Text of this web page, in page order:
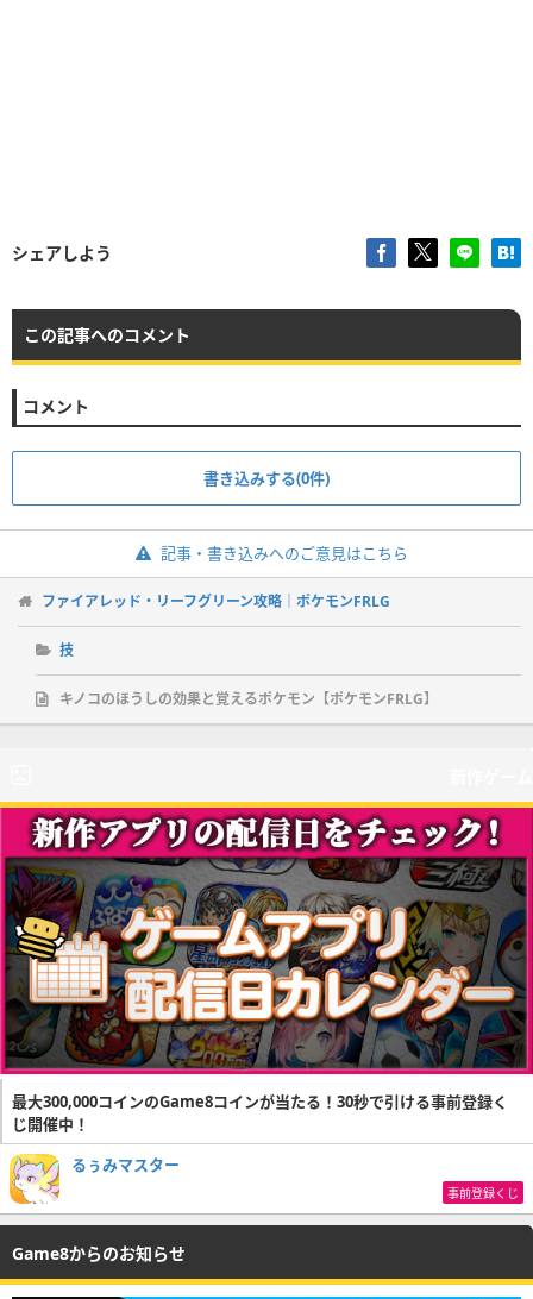
シェアしよう
この記事へのコメント
コメント
書き込みする(0件)
記事・書き込みへのご意見はこちら
ファイアレッド・リーフグリーン攻略｜ポケモンFRLG
技
キノコのほうしの効果と覚えるポケモン【ポケモンFRLG】
最大300,000コインのGame8コインが当たる！30秒で引ける事前登録く
じ開催中！
るぅみマスター
事前登録くじ
Game8からのお知らせ